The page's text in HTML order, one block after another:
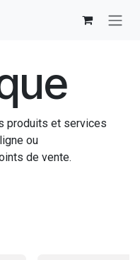
produits et services
ou
de vente.